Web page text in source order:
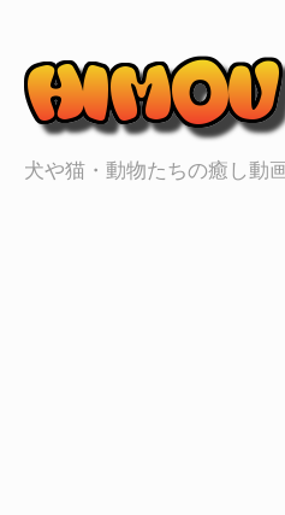
犬や猫・動物たちの癒し動